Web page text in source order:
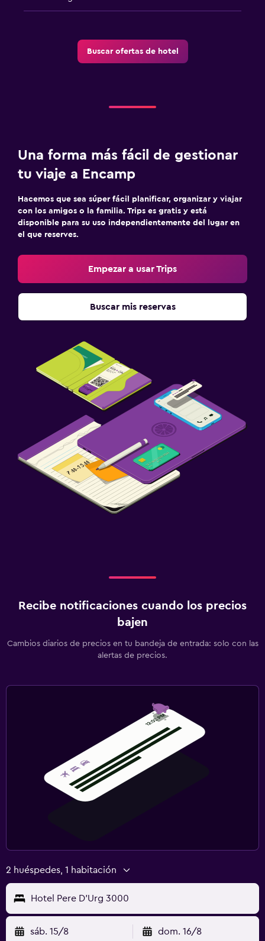
Buscar ofertas de hotel
Una forma más fácil de gestionar
tu viaje a Encamp
Hacemos que sea súper fácil planificar, organizar y viajar
con los amigos o la familia. Trips es gratis y está
disponible para su uso independientemente del lugar en
el que reserves.
Empezar a usar Trips
Buscar mis reservas
Recibe notificaciones cuando los precios
bajen
Cambios diarios de precios en tu bandeja de entrada: solo con las
alertas de precios.
2 huéspedes, 1 habitación
Hotel Pere D'Urg 3000
sáb. 15/8 dom. 16/8